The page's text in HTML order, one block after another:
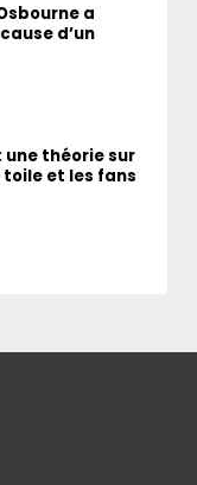
a
d’un
théorie sur
et les fans